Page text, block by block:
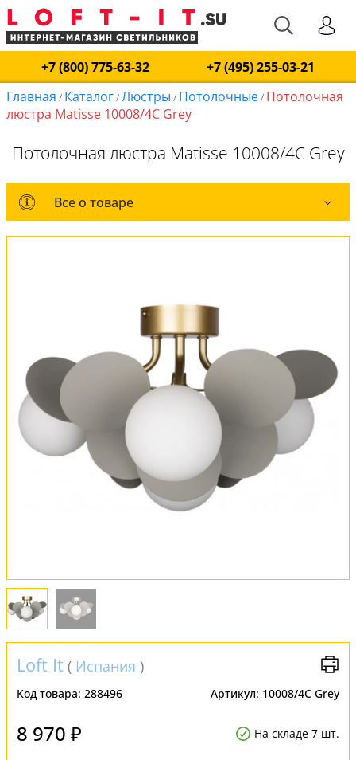
+7 (800) 775-63-32
+7 (495) 255-03-21
Главная / Каталог/Люстры / Потолочные/ Потолочная
люстра Matisse 10008/4C Grey
Потолочная люстра Matisse 10008/4C Grey
Все о товаре
Все о товаре
Вся коллекция
Оплата и доставка
Обмен и возврат
Установка
Loft It ( Испания )
Код товара: 288496 Артикул: 10008/4C Grey
8 970 ₽ На складе 7 шт.